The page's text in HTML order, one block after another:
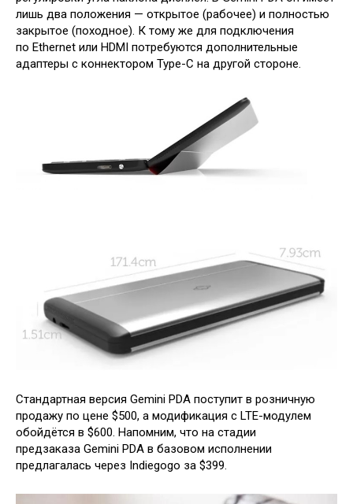
лишь два положения — открытое (рабочее) и полностью
закрытое (походное). К тому же для подключения
по Ethernet или HDMI потребуются дополнительные
адаптеры с коннектором Type-C на другой стороне.
Стандартная версия Gemini PDA поступит в розничную
продажу по цене $500, а модификация с LTE-модулем
обойдётся в $600. Напомним, что на стадии
предзаказа Gemini PDA в базовом исполнении
предлагалась через Indiegogo за $399.